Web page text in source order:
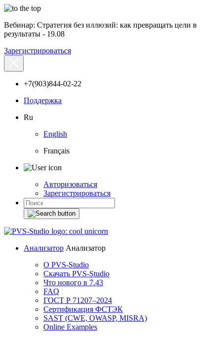
Вебинар: Стратегия без иллюзий: как превращать цели в
результаты - 19.08
Зарегистрироваться
+7(903)844-02-22
Поддержка
Ru
English
Français
Авторизоваться
Зарегистрироваться
Анализатор Анализатор
О PVS-Studio
Скачать PVS-Studio
Что нового в 7.43
FAQ
ГОСТ Р 71207–2024
Сертификация ФСТЭК
SAST (CWE, OWASP, MISRA)
Online Examples